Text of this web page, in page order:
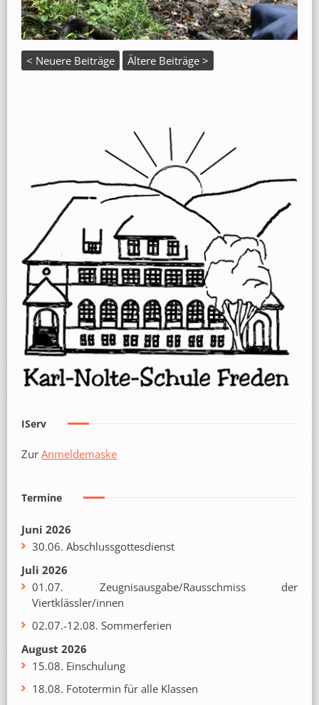
< Neuere Beiträge Ältere Beiträge >
IServ
Zur Anmeldemaske
Termine
Juni 2026
30.06. Abschlussgottesdienst
Juli 2026
01.07. Zeugnisausgabe/Rausschmiss der
Viertklässler/innen
02.07.-12.08. Sommerferien
August 2026
15.08. Einschulung
18.08. Fototermin für alle Klassen